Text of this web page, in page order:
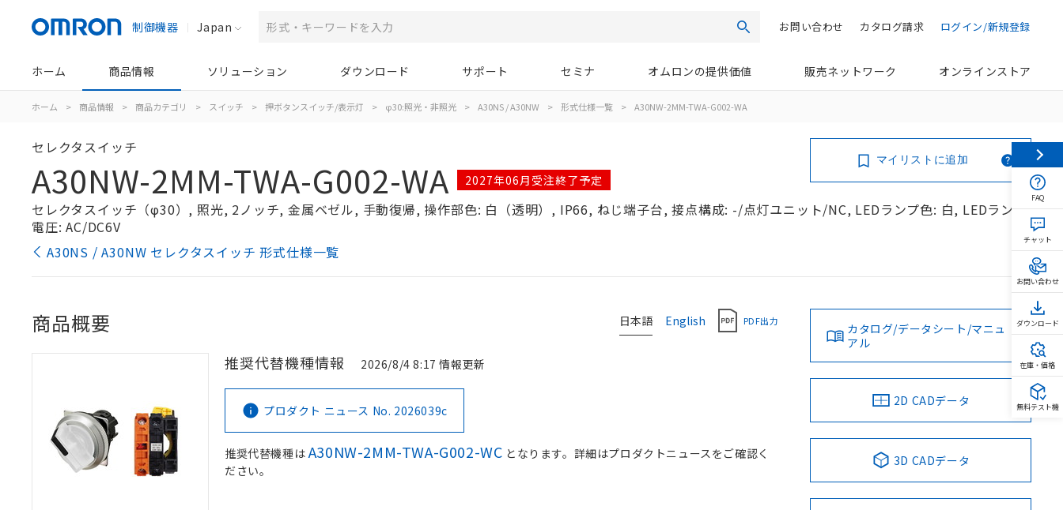
制御機器 Japan 検索 ログイン/新規登録
カタログ請求
お問い合わせ
ホーム 商品情報 ソリューション ダウンロード サポート セミナ オムロンの提供価値 販売ネットワーク オンラインストア
ホーム > 商品情報 > 商品カテゴリ > スイッチ > 押ボタンスイッチ/表示灯 > φ30:照光・非照光 > A30NS / A30NW > 形式仕様一覧 > A30NW-2MM-TWA-G002-WA
セレクタスイッチ
A30NW-2MM-TWA-G002-WA 2027年06月受注終了予定
セレクタスイッチ（φ30）, 照光, 2ノッチ, 金属ベゼル, 手動復帰, 操作部色: 白（透明）, IP66, ねじ端子台, 接点構成: -/点灯ユニット/NC, LEDランプ色: 白, LEDランプ
電圧: AC/DC6V
A30NS / A30NW セレクタスイッチ 形式仕様一覧
マイリストに追加
日本語 English PDF出力
商品概要
推奨代替機種情報 2026/8/4 8:17 情報更新
プロダクト ニュース No. 2026039c
推奨代替機種はA30NW-2MM-TWA-G002-WC となります。詳細はプロダクトニュースをご確認く
ださい。
カタログ/データシート/マニュ
アル
2D CADデータ
3D CADデータ
FAQ
チャット
お問い合わせ
ダウンロード
在庫・価格
無料テスト機